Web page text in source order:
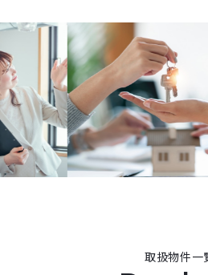
取扱物件一